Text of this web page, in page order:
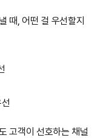
때, 어떤 걸 우선할지
고객이 선호하는 채널